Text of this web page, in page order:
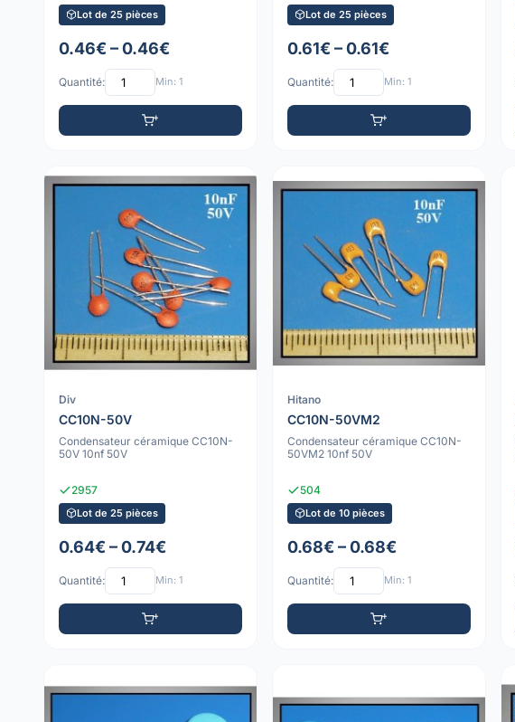
Lot de 25 pièces
0.46€ – 0.46€
Quantité: Min: 1
Lot de 25 pièces
0.61€ – 0.61€
Quantité: Min: 1
Div
CC10N-50V
Condensateur céramique CC10N-
50V 10nf 50V
2957
Lot de 25 pièces
0.64€ – 0.74€
Quantité: Min: 1
Hitano
CC10N-50VM2
Condensateur céramique CC10N-
50VM2 10nf 50V
504
Lot de 10 pièces
0.68€ – 0.68€
Quantité: Min: 1